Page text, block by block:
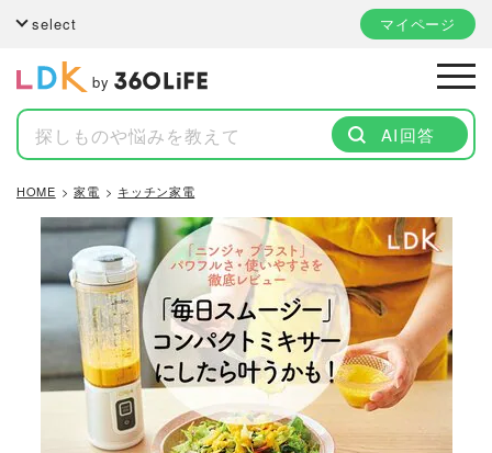
select マイページ
by
AI回答
HOME 家電 キッチン家電